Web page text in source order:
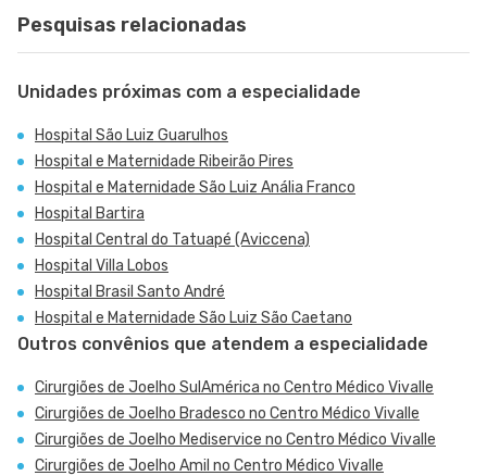
Pesquisas relacionadas
Unidades próximas com a especialidade
Hospital São Luiz Guarulhos
Hospital e Maternidade Ribeirão Pires
Hospital e Maternidade São Luiz Anália Franco
Hospital Bartira
Hospital Central do Tatuapé (Aviccena)
Hospital Villa Lobos
Hospital Brasil Santo André
Hospital e Maternidade São Luiz São Caetano
Outros convênios que atendem a especialidade
Cirurgiões de Joelho SulAmérica no Centro Médico Vivalle
Cirurgiões de Joelho Bradesco no Centro Médico Vivalle
Cirurgiões de Joelho Mediservice no Centro Médico Vivalle
Cirurgiões de Joelho Amil no Centro Médico Vivalle